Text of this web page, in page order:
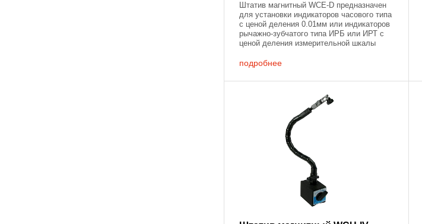
Штатив магнитный WCE-D предназначен
для установки индикаторов часового типа
с ценой деления 0.01мм или индикаторов
рычажно-зубчатого типа ИРБ или ИРТ с
ценой деления измерительной шкалы
основание, что позволяет ...
подробнее